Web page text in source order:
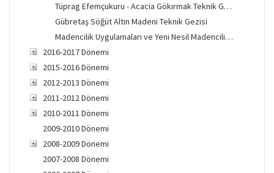
Tüprag Efemçukuru - Acacia Gökırmak Teknik Gezisi
Gübretaş Söğüt Altın Madeni Teknik Gezisi
Madencilik Uygulamaları ve Yeni Nesil Madencilik Teknolojileri Eğitimi
2016-2017 Dönemi
2015-2016 Dönemi
2012-2013 Dönemi
2011-2012 Dönemi
2010-2011 Dönemi
2009-2010 Dönemi
2008-2009 Dönemi
2007-2008 Dönemi